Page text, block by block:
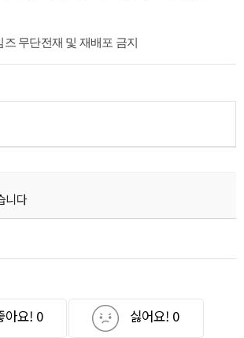
무단전재 및 재배포 금지
니다
아요! 0 싫어요! 0